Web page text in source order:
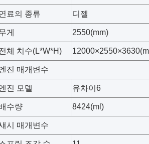
료의 종류 디젤
게 2550(mm)
체 치수(L*W*H)
진 매개변수
진 모델 유차이6
수량 8424(ml)
시 매개변수